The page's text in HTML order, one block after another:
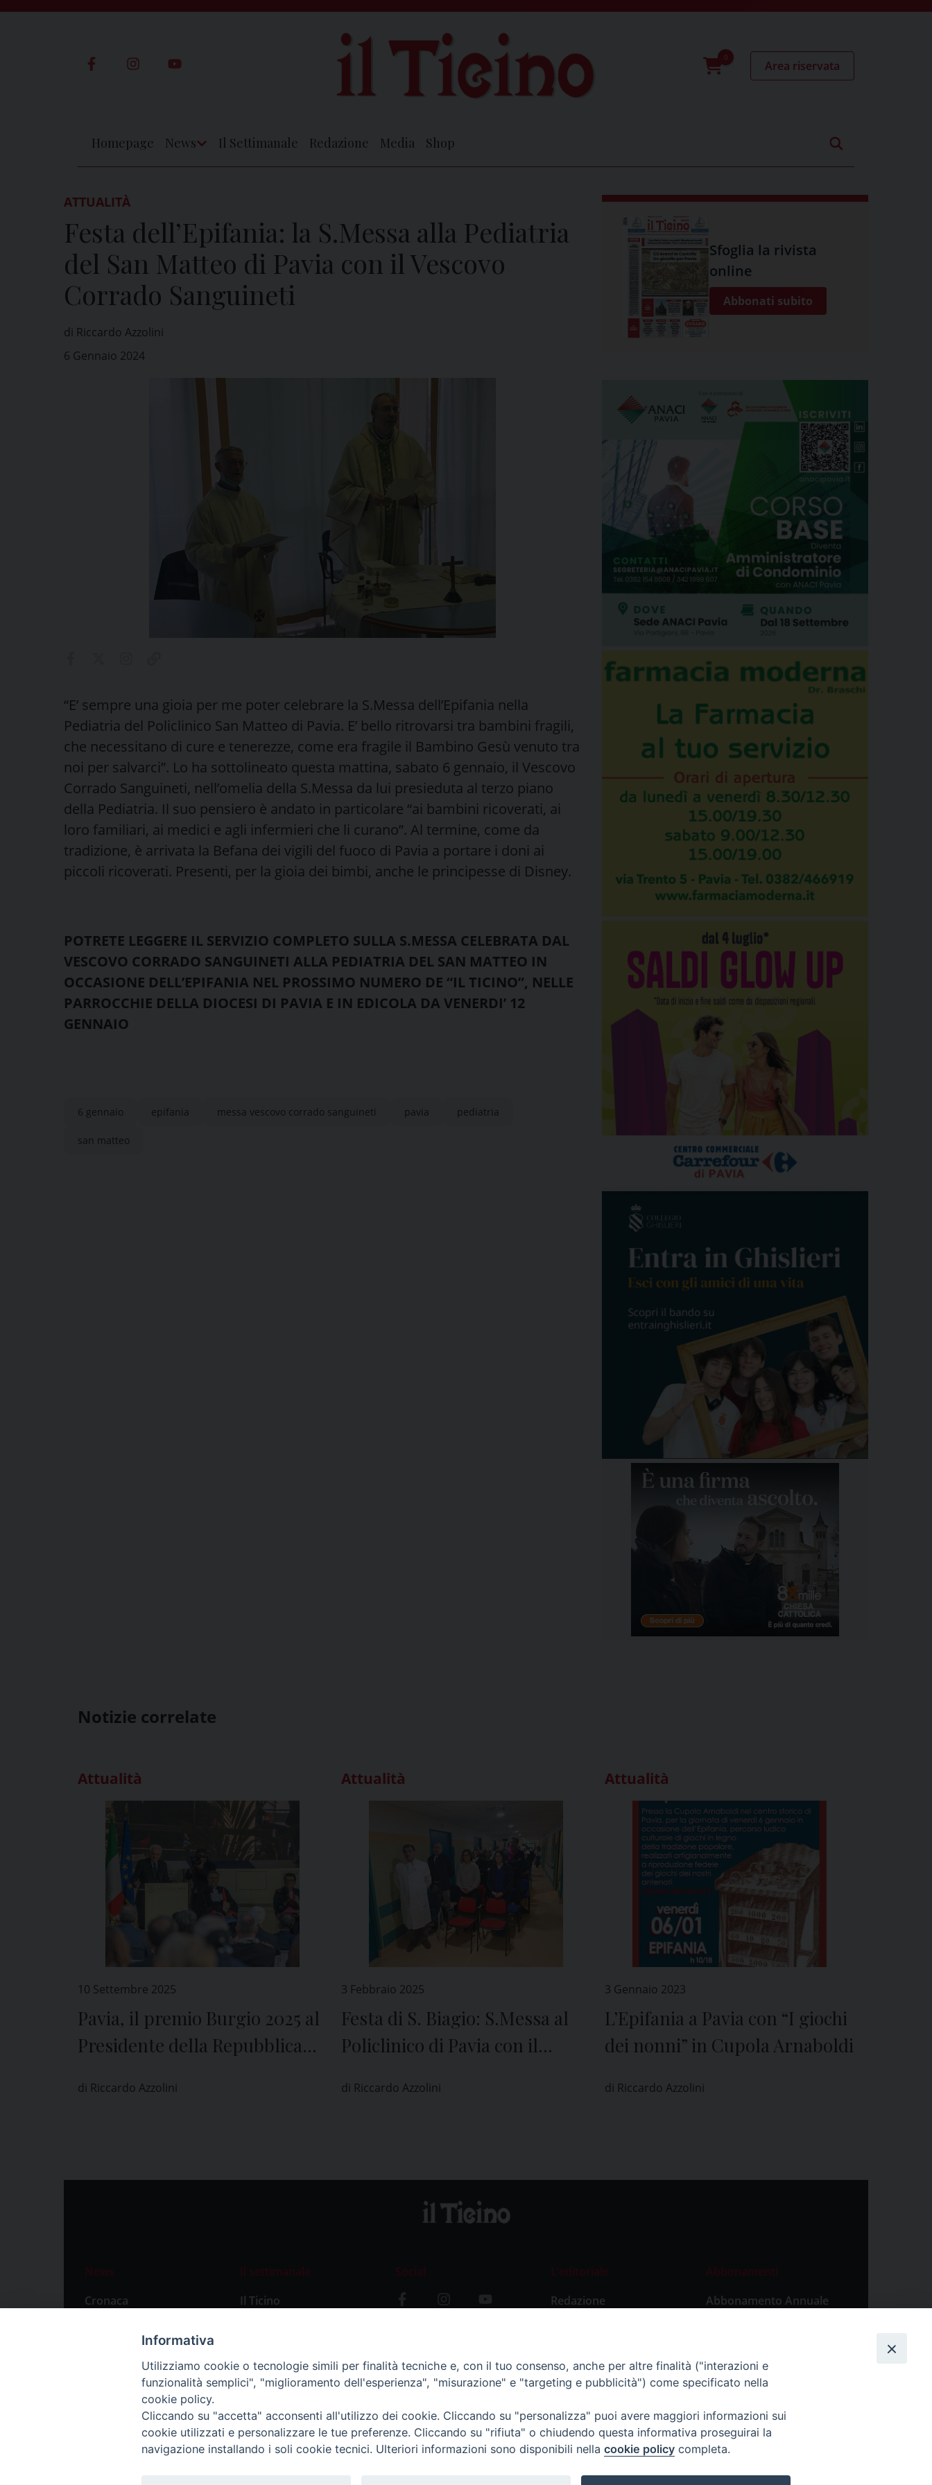
0
Area riservata
Homepage News Il Settimanale Redazione Media Shop
ATTUALITÀ
Festa dell’Epifania: la S.Messa alla Pediatria
del San Matteo di Pavia con il Vescovo
Corrado Sanguineti
di Riccardo Azzolini
6 Gennaio 2024
“E’ sempre una gioia per me poter celebrare la S.Messa dell’Epifania nella
Pediatria del Policlinico San Matteo di Pavia. E’ bello ritrovarsi tra bambini fragili,
che necessitano di cure e tenerezze, come era fragile il Bambino Gesù venuto tra
noi per salvarci”. Lo ha sottolineato questa mattina, sabato 6 gennaio, il Vescovo
Corrado Sanguineti, nell’omelia della S.Messa da lui presieduta al terzo piano
della Pediatria. Il suo pensiero è andato in particolare “ai bambini ricoverati, ai
loro familiari, ai medici e agli infermieri che li curano”. Al termine, come da
tradizione, è arrivata la Befana dei vigili del fuoco di Pavia a portare i doni ai
piccoli ricoverati. Presenti, per la gioia dei bimbi, anche le principesse di Disney.
POTRETE LEGGERE IL SERVIZIO COMPLETO SULLA S.MESSA CELEBRATA DAL
VESCOVO CORRADO SANGUINETI ALLA PEDIATRIA DEL SAN MATTEO IN
OCCASIONE DELL’EPIFANIA NEL PROSSIMO NUMERO DE “IL TICINO”, NELLE
PARROCCHIE DELLA DIOCESI DI PAVIA E IN EDICOLA DA VENERDI’ 12
GENNAIO
6 gennaio epifania messa vescovo corrado sanguineti pavia pediatria
san matteo
Sfoglia la rivista
online
Abbonati subito
Notizie correlate
Attualità
10 Settembre 2025
Pavia, il premio Burgio 2025 al
Presidente della Repubblica
di Riccardo Azzolini
Attualità
3 Febbraio 2025
Festa di S. Biagio: S.Messa al
Policlinico di Pavia con il
di Riccardo Azzolini
Attualità
3 Gennaio 2023
L’Epifania a Pavia con “I giochi
dei nonni” in Cupola Arnaboldi
di Riccardo Azzolini
News
Cronaca
Primo Piano
Il settimanale
Il Ticino
Social
L’editoriale
Redazione
Abbonamenti
Abbonamento Annuale
Abbonamento Singola
Informativa
Utilizziamo cookie o tecnologie simili per finalità tecniche e, con il tuo consenso, anche per altre finalità ("interazioni e
funzionalità semplici", "miglioramento dell'esperienza", "misurazione" e "targeting e pubblicità") come specificato nella
cookie policy.
Cliccando su "accetta" acconsenti all'utilizzo dei cookie. Cliccando su "personalizza" puoi avere maggiori informazioni sui
cookie utilizzati e personalizzare le tue preferenze. Cliccando su "rifiuta" o chiudendo questa informativa proseguirai la
navigazione installando i soli cookie tecnici. Ulteriori informazioni sono disponibili nella cookie policy completa.